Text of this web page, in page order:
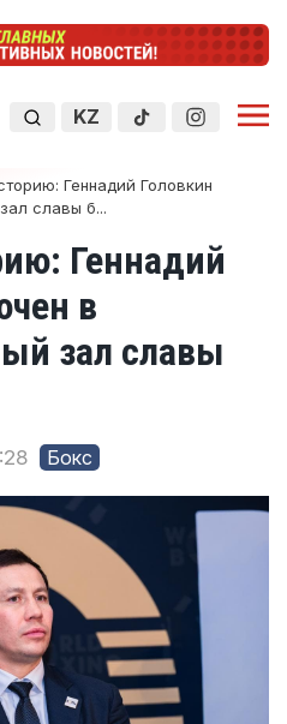
KZ
Геннадий Головкин
славы б...
Геннадий
в
зал славы
Бокс